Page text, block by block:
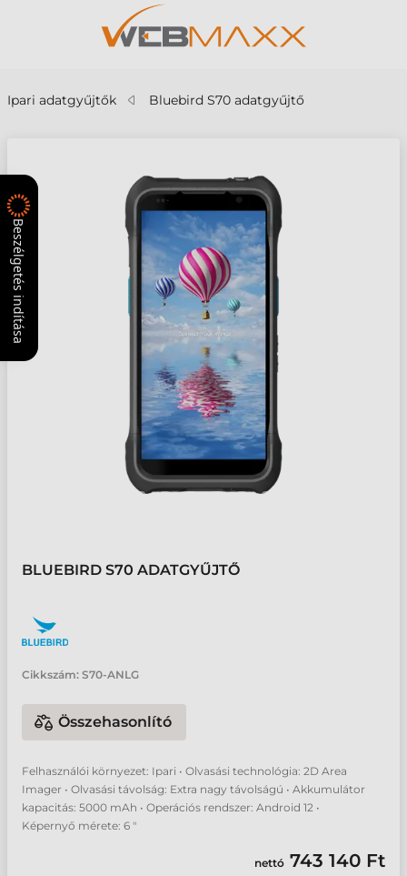
Ipari adatgyűjtők Bluebird S70 adatgyűjtő
BLUEBIRD S70 ADATGYŰJTŐ
Cikkszám: S70-ANLG
Összehasonlító
Felhasználói környezet: Ipari • Olvasási technológia: 2D Area
Imager • Olvasási távolság: Extra nagy távolságú • Akkumulátor
kapacitás: 5000 mAh • Operációs rendszer: Android 12 •
Képernyő mérete: 6 "
nettó 743 140 Ft
Beszélgetés indítása